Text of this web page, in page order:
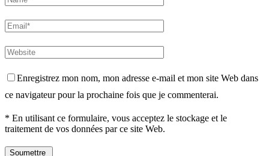
Enregistrez mon nom, mon adresse e-mail et mon site Web dans
ce navigateur pour la prochaine fois que je commenterai.
* En utilisant ce formulaire, vous acceptez le stockage et le
traitement de vos données par ce site Web.